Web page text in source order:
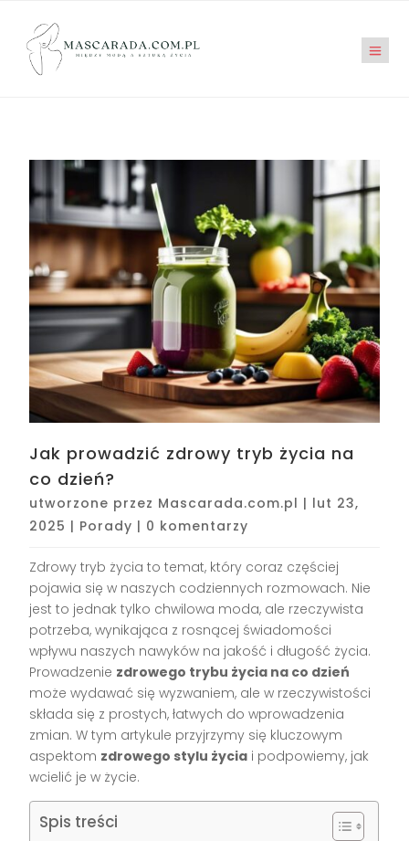
Jak prowadzić zdrowy tryb życia na
co dzień?
utworzone przez Mascarada.com.pl | lut 23,
2025 | Porady | 0 komentarzy
Zdrowy tryb życia to temat, który coraz częściej
pojawia się w naszych codziennych rozmowach. Nie
jest to jednak tylko chwilowa moda, ale rzeczywista
potrzeba, wynikająca z rosnącej świadomości
wpływu naszych nawyków na jakość i długość życia.
Prowadzenie zdrowego trybu życia na co dzień
może wydawać się wyzwaniem, ale w rzeczywistości
składa się z prostych, łatwych do wprowadzenia
zmian. W tym artykule przyjrzymy się kluczowym
aspektom zdrowego stylu życia i podpowiemy, jak
wcielić je w życie.
Spis treści